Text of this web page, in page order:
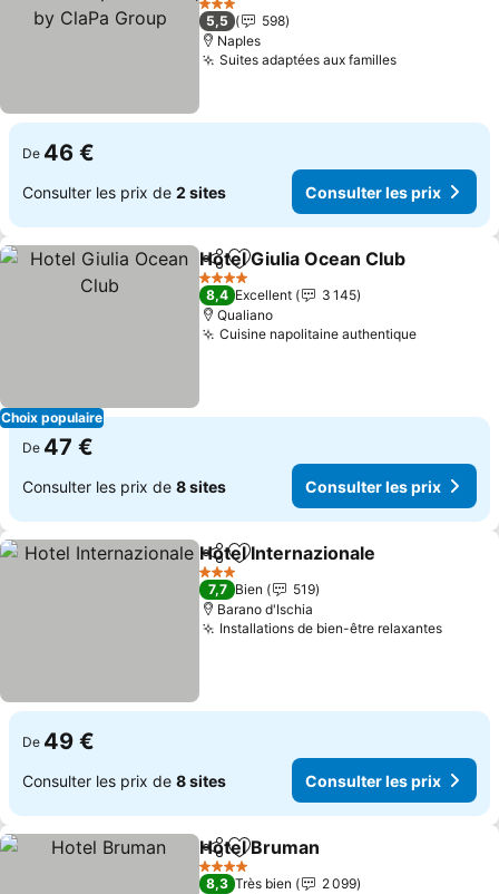
by ClaPa Group
3 Étoiles
5,5
598
Naples
Suites adaptées aux familles
De 46 €
Consulter les prix de 2 sites Consulter les prix
Choix populaire
PartagerAjouter à mes favoris
Hotel Giulia Ocean Club
4 Étoiles
8,4 Excellent
3 145
Qualiano
Cuisine napolitaine authentique
De 47 €
Consulter les prix de 8 sites Consulter les prix
PartagerAjouter à mes favoris
Hotel Internazionale
3 Étoiles
7,7 Bien
519
Barano d'Ischia
Installations de bien-être relaxantes
De 49 €
Consulter les prix de 8 sites Consulter les prix
PartagerAjouter à mes favoris
Hotel Bruman
4 Étoiles
8,3 Très bien
2 099